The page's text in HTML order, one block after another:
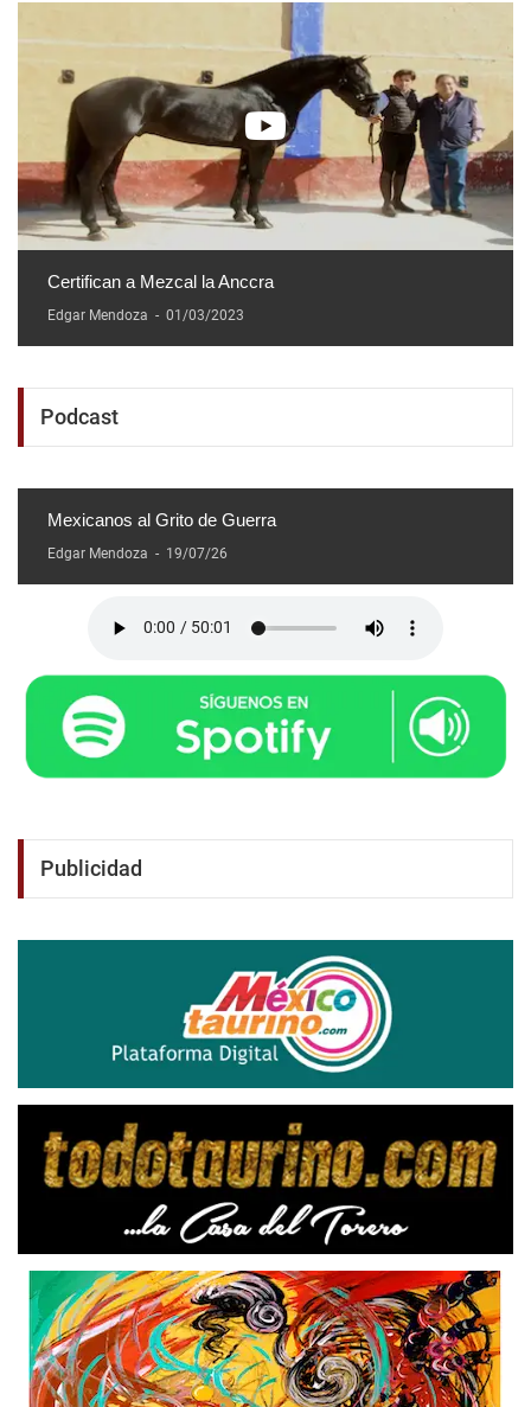
Certifican a Mezcal la Anccra
Edgar Mendoza - 01/03/2023
Podcast
Mexicanos al Grito de Guerra
Edgar Mendoza - 19/07/26
Publicidad